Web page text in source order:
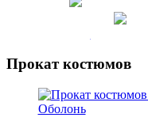
Прокат костюмов